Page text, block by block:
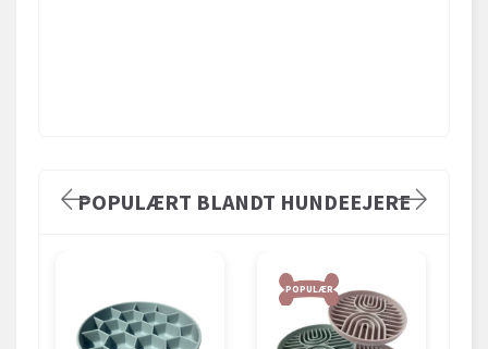
POPULÆRT BLANDT HUNDEEJERE
POPULÆR